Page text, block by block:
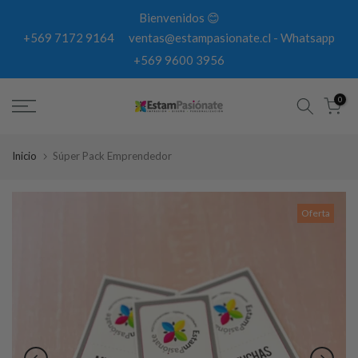
Bienvenidos 😊
+569 7172 9164
ventas@estampasionate.cl - Whatsapp
+569 9600 3956
0
Inicio Súper Pack Emprendedor
Oferta